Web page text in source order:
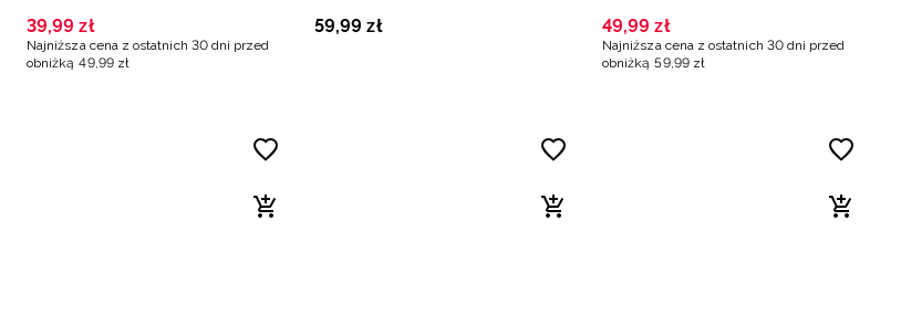
39,99 zł
Najniższa cena z ostatnich 30 dni przed
obniżką 49, 99 zł
59,99 zł
49,99 zł
Najniższa cena z ostatnich 30 dni przed
obniżką 59, 99 zł